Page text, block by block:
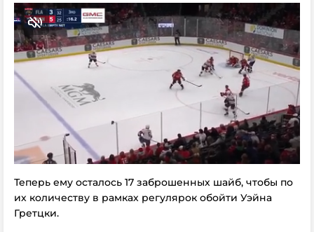
Теперь ему осталось 17 заброшенных шайб, чтобы по
их количеству в рамках регулярок обойти Уэйна
Гретцки.